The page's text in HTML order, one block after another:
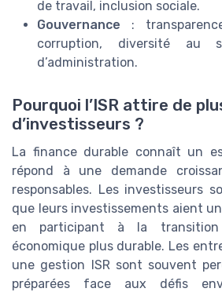
de travail, inclusion sociale.
Gouvernance :
corruption, diversité au
d’administration.
Pourquoi l’ISR attire de
d’investisseurs ?
La finance durable connaît un
répond à une demande
responsables. Les investisseurs
que leurs investissements aient
en participant à la
économique plus durable. Les
une gestion ISR sont souvent
préparées face aux défis